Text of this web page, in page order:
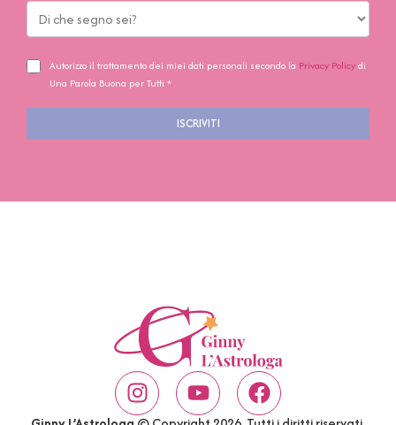
Autorizzo il trattamento dei miei dati personali secondo la Privacy Policydi
Una Parola Buona per Tutti *
ISCRIVITI